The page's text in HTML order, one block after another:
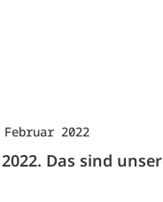
2022
Das sind